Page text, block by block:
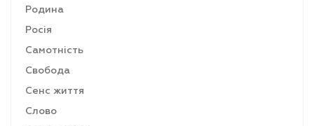
Родина
Росія
Самотність
Свобода
Сенс життя
Слово